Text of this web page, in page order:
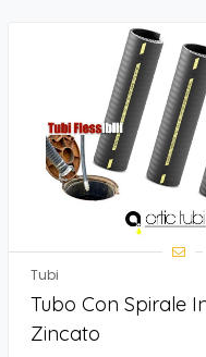
Tubi
Tubo Con Spirale
Zincato